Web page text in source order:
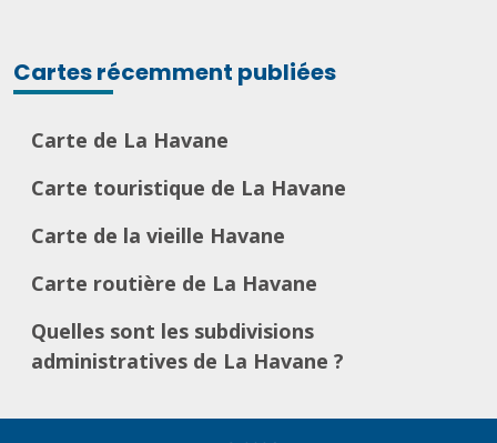
Cartes récemment publiées
Carte de La Havane
Carte touristique de La Havane
Carte de la vieille Havane
Carte routière de La Havane
Quelles sont les subdivisions
administratives de La Havane ?